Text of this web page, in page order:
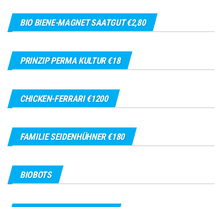
BIO BIENE-MAGNET SAATGUT €2,80
PRINZIP PERMA KULTUR €18
CHICKEN-FERRARI €1200
FAMILIE SEIDENHÜHNER €180
BIOBOTS